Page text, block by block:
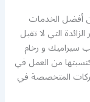
أفضل الخدمات
التي لا تقبل
سيراميك و رخام
من العمل في
المتخصصة في